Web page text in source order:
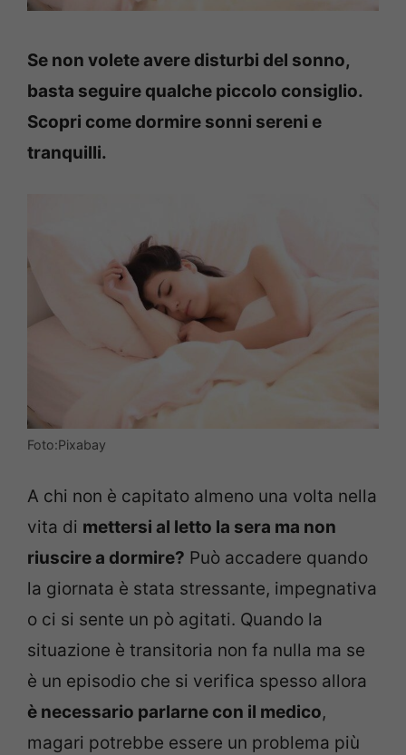
Se non volete avere disturbi del sonno,
basta seguire qualche piccolo consiglio.
Scopri come dormire sonni sereni e
tranquilli.
Foto:Pixabay
A chi non è capitato almeno una volta nella
vita di mettersi al letto la sera ma non
riuscire a dormire? Può accadere quando
la giornata è stata stressante, impegnativa
o ci si sente un pò agitati. Quando la
situazione è transitoria non fa nulla ma se
è un episodio che si verifica spesso allora
è necessario parlarne con il medico,
magari potrebbe essere un problema più